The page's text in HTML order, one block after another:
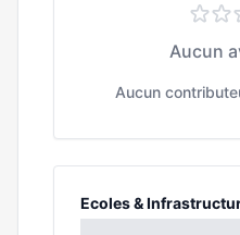
Aucun
Aucun
Ecoles &